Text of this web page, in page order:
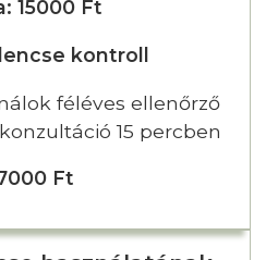
15000 Ft
kontroll
féléves ellenőrző
15 percben
Ft